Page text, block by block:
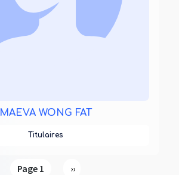
MAEVA WONG FAT
Titulaires
Page 1 Page suivante
››